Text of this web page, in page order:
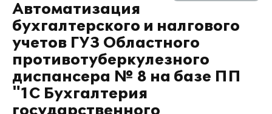
Автоматизация
бухгалтерского и налгового
учетов ГУЗ Областного
противотуберкулезного
диспансера № 8 на базе ПП
"1С Бухгалтерия